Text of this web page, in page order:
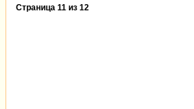
Страница 11 из 12